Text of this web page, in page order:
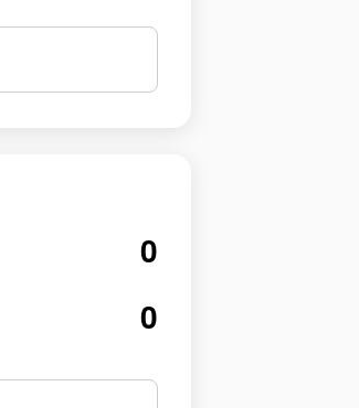
0
0